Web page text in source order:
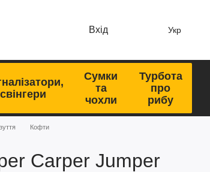
Вхід Укр
свінгери
Сумки
та
чохли
Турбота
про
рибу
Кофти
Carper Jumper